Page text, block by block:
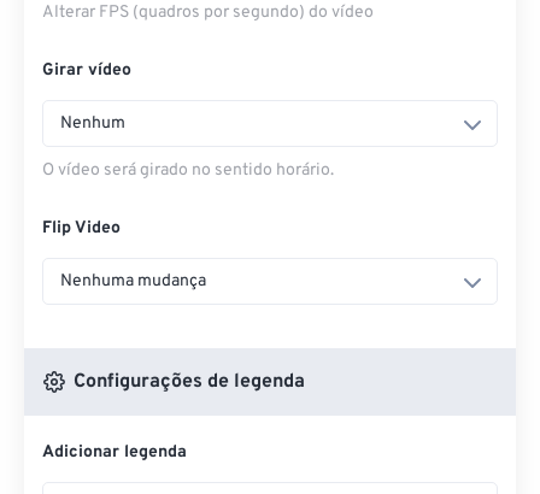
Alterar FPS (quadros por segundo) do vídeo
Girar vídeo
Nenhum
O vídeo será girado no sentido horário.
Flip Video
Nenhuma mudança
Configurações de legenda
Adicionar legenda